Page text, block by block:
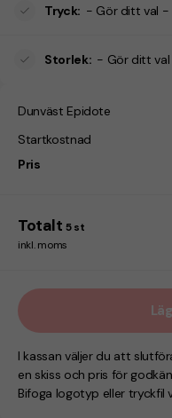
Tryck: - Gör ditt val -
Storlek: - Gör ditt
Dunväst Epidote
Startkostnad
Pris
Totalt 5 st
inkl. moms
I kassan väljer du att
en skiss och pris för
Bifoga logotyp eller tryckfil